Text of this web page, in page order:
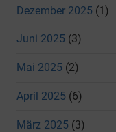
Dezember 2025 (1)
Juni 2025 (3)
Mai 2025 (2)
April 2025 (6)
März 2025 (3)